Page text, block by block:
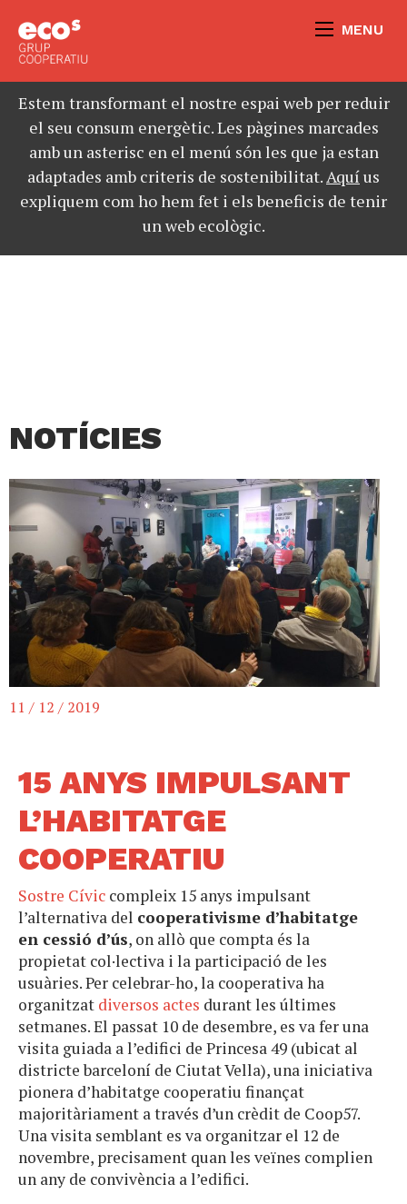
MENU
Estem transformant el nostre espai web per reduir
el seu consum energètic. Les pàgines marcades
amb un asterisc en el menú són les que ja estan
adaptades amb criteris de sostenibilitat.Aquíus
expliquem com ho hem fet i els beneficis de tenir
un web ecològic.
NOTÍCIES
11 / 12 / 2019
15 ANYS IMPULSANT
L’HABITATGE
COOPERATIU
Sostre Cívic compleix 15 anys impulsant
l’alternativa del cooperativisme d’habitatge
en cessió d’ús, on allò que compta és la
propietat col·lectiva i la participació de les
usuàries. Per celebrar-ho, la cooperativa ha
organitzat diversos actes durant les últimes
setmanes. El passat 10 de desembre, es va fer una
visita guiada a l’edifici de Princesa 49 (ubicat al
districte barceloní de Ciutat Vella), una iniciativa
pionera d’habitatge cooperatiu finançat
majoritàriament a través d’un crèdit de Coop57.
Una visita semblant es va organitzar el 12 de
novembre, precisament quan les veïnes complien
un any de convivència a l’edifici.